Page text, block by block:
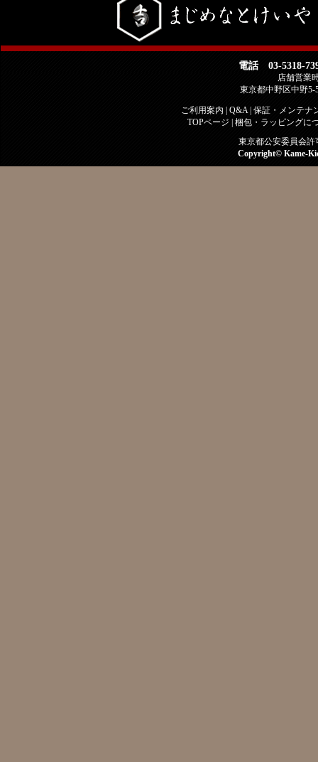
電話 03-5318-
店舗営業
東京都中野区中野
ご利用案内 Q&A| 保証・メンテナ
TOPページ
梱包・ラッピングに
東京都公安委員会許
Copyright© Kame-